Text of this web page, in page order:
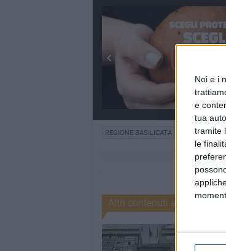
Noi e i
e
tua
tramite
le
REGIONE BASILICATA DISABILI
Altri contenuti a tema